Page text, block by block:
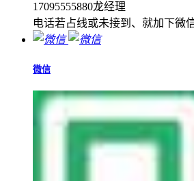
17095555880龙经理
电话若占线或未接到、就加下微
微信